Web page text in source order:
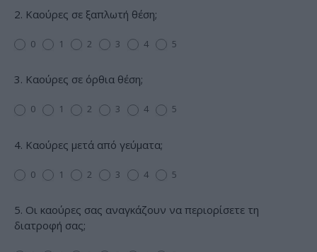
2. Καούρες σε ξαπλωτή θέση;
0 1 2 3 4 5
3. Καούρες σε όρθια θέση;
0 1 2 3 4 5
4. Καούρες μετά από γεύματα;
0 1 2 3 4 5
5. Οι καούρες σας αναγκάζουν να περιορίσετε τη
διατροφή σας;